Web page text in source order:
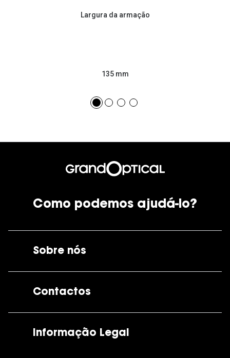
Largura da armação
135 mm
Como podemos ajudá-lo?
Sobre nós
Contactos
Informação Legal